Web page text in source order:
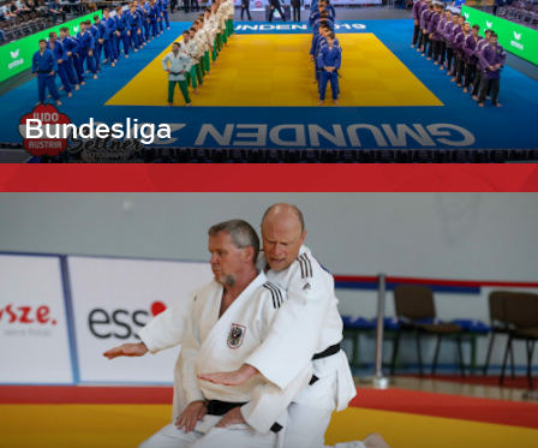
Bundesliga